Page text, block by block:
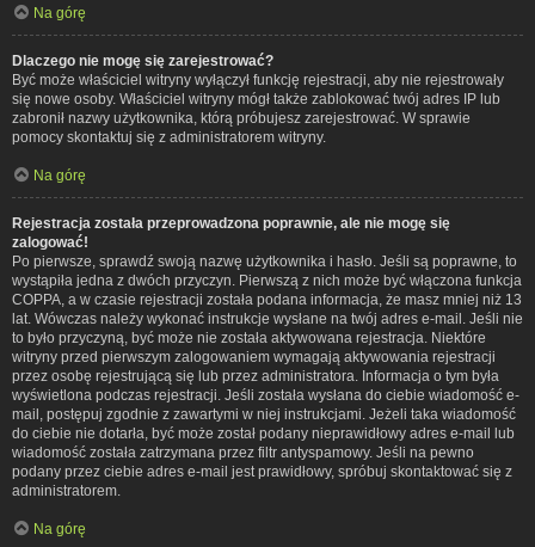
Na górę
Dlaczego nie mogę się zarejestrować?
Być może właściciel witryny wyłączył funkcję rejestracji, aby nie rejestrowały
się nowe osoby. Właściciel witryny mógł także zablokować twój adres IP lub
zabronił nazwy użytkownika, którą próbujesz zarejestrować. W sprawie
pomocy skontaktuj się z administratorem witryny.
Na górę
Rejestracja została przeprowadzona poprawnie, ale nie mogę się
zalogować!
Po pierwsze, sprawdź swoją nazwę użytkownika i hasło. Jeśli są poprawne, to
wystąpiła jedna z dwóch przyczyn. Pierwszą z nich może być włączona funkcja
COPPA, a w czasie rejestracji została podana informacja, że masz mniej niż 13
lat. Wówczas należy wykonać instrukcje wysłane na twój adres e-mail. Jeśli nie
to było przyczyną, być może nie została aktywowana rejestracja. Niektóre
witryny przed pierwszym zalogowaniem wymagają aktywowania rejestracji
przez osobę rejestrującą się lub przez administratora. Informacja o tym była
wyświetlona podczas rejestracji. Jeśli została wysłana do ciebie wiadomość e-
mail, postępuj zgodnie z zawartymi w niej instrukcjami. Jeżeli taka wiadomość
do ciebie nie dotarła, być może został podany nieprawidłowy adres e-mail lub
wiadomość została zatrzymana przez filtr antyspamowy. Jeśli na pewno
podany przez ciebie adres e-mail jest prawidłowy, spróbuj skontaktować się z
administratorem.
Na górę